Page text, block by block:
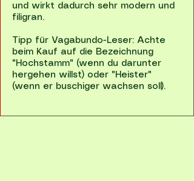
und wirkt dadurch sehr modern und
filigran.
Tipp für Vagabundo-Leser: Achte
beim Kauf auf die Bezeichnung
"Hochstamm" (wenn du darunter
hergehen willst) oder "Heister"
(wenn er buschiger wachsen soll).